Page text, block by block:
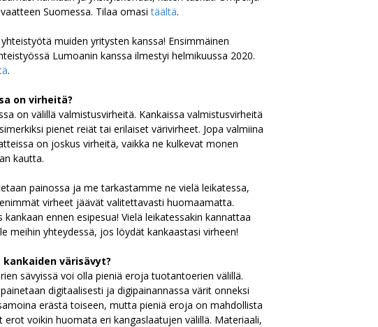
Suomessa. Tilaa omasitäältä.
muiden yritysten kanssa! Ensimmäinen
Lumoanin kanssa ilmestyi helmikuussa 2020.
.
on virheitä?
on välillä valmistusvirheitä. Kankaissa valmistusvirheitä
pienet reiät tai erilaiset värivirheet. Jopa valmiina
on joskus virheitä, vaikka ne kulkevat monen
kautta.
painossa ja me tarkastamme ne vielä leikatessa,
virheet jäävät valitettavasti huomaamatta.
kankaan ennen esipesua! Vielä leikatessakin kannattaa
meihin yhteydessä, jos löydät kankaastasi virheen!
värisävyt?
sävyissä voi olla pieniä eroja tuotantoerien välillä.
digitaalisesti ja digipainannassa värit onneksi
erästä toiseen, mutta pieniä eroja on mahdollista
erot voikin huomata eri kangaslaatujen välillä. Materiaali,